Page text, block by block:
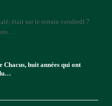
était sur le terrain vendredi 7
huit années qui ont